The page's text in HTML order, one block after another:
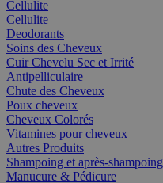
Cellulite
Cellulite
Deodorants
Soins des Cheveux
Cuir Chevelu Sec et Irrité
Antipelliculaire
Chute des Cheveux
Poux cheveux
Cheveux Colorés
Vitamines pour cheveux
Autres Produits
Shampoing et après-shampoing
Manucure & Pédicure